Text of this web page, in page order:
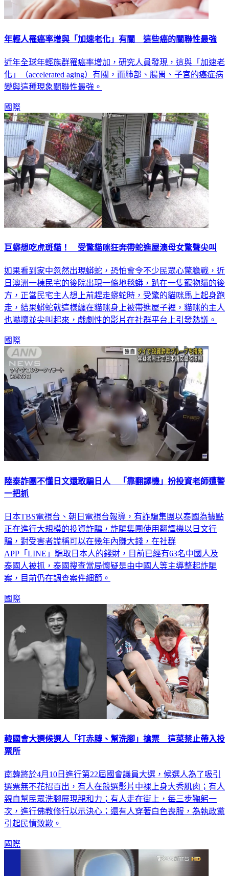
年輕人罹癌率增與「加速老化」有關 這些癌的關聯性最強
近年全球年輕族群罹癌率增加，研究人員發現，這與「加速老
化」（accelerated aging）有關，而肺部、腸胃、子宮的癌症病
變與這種現象關聯性最強。
國際
巨蟒想吃虎斑貓！ 受驚貓咪狂奔帶蛇進屋澳母女驚聲尖叫
如果看到家中忽然出現蟒蛇，恐怕會令不少民眾心驚膽戰，近
日澳洲一棟民宅的後院出現一條地毯蟒，趴在一隻寵物貓的後
方，正當民宅主人想上前趕走蟒蛇時，受驚的貓咪馬上起身跑
走，結果蟒蛇就這樣纏在貓咪身上被帶進屋子裡，貓咪的主人
也嚇壞並尖叫起來，戲劇性的影片在社群平台上引發熱議。
國際
陸泰詐團不懂日文還敢騙日人 「靠翻譯機」扮投資老師遭警
一把抓
日本TBS電視台、朝日電視台報導，有詐騙集團以泰國為據點
正在進行大規模的投資詐騙，詐騙集團使用翻譯機以日文行
騙，對受害者謊稱可以在幾年內賺大錢，在社群
APP「LINE」騙取日本人的錢財，目前已經有63名中國人及
泰國人被抓，泰國搜查當局懷疑是由中國人等主導整起詐騙
案，目前仍在調查案件細節。
國際
韓國會大選候選人「打赤膊、幫洗腳」搶票 這菜禁止帶入投
票所
南韓將於4月10日進行第22屆國會議員大選，候選人為了吸引
選票無不花招百出，有人在競選影片中裸上身大秀肌肉；有人
親自幫民眾洗腳展現親和力；有人走在街上，每三步鞠躬一
次，進行佛教修行以示決心；還有人穿著白色喪服，為執政黨
引起民憤致歉。
國際